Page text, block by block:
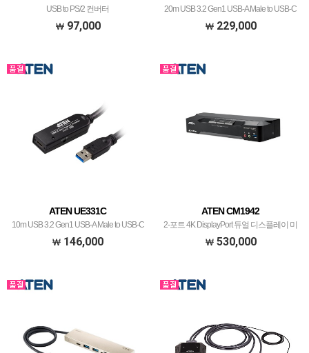
USB to PS/2 컨버터
97,000
20m USB 3.2 Gen1 USB-A Male to USB-C
Female 연장 케이블
229,000
ATEN UE331C
10m USB 3.2 Gen1 USB-A Male to USB-C
Female 연장 케이블
146,000
ATEN CM1942
2-포트 4K DisplayPort 듀얼 디스플레이 미
니 매트릭스 바운드리스 KVM 스위치
530,000